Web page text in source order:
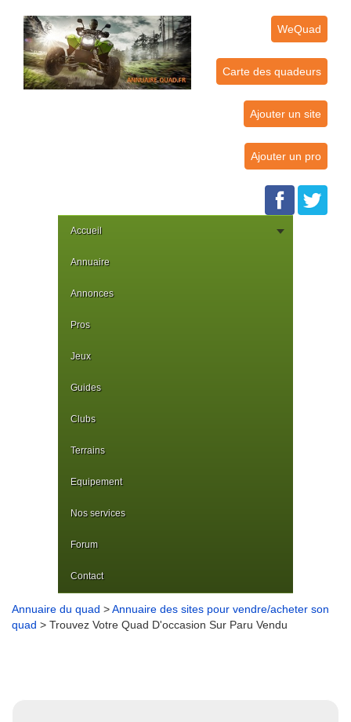
WeQuad
Carte des quadeurs
Ajouter un site
Ajouter un pro
Accueil
Annuaire
Annonces
Pros
Jeux
Guides
Clubs
Terrains
Equipement
Nos services
Forum
Contact
Annuaire du quad >Annuaire des sites pour vendre/acheter son
quad > Trouvez Votre Quad D'occasion Sur Paru Vendu